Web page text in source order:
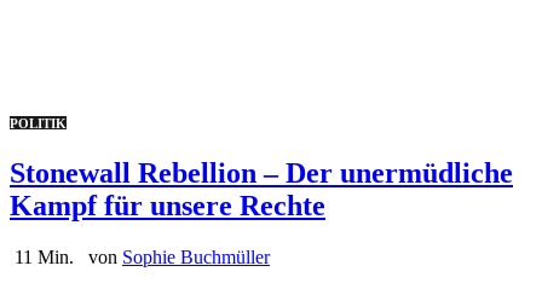
POLITIK
Stonewall Rebellion – Der unermüdliche
Kampf für unsere Rechte
11 Min. von Sophie Buchmüller